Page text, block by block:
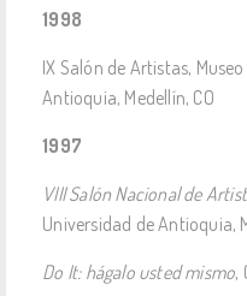
1998
IX Salón de Artistas,
Antioquia, Medellín, CO
1997
VIII Salón Nacional de
Universidad de Antioquia,
Do It: hágalo usted mismo,